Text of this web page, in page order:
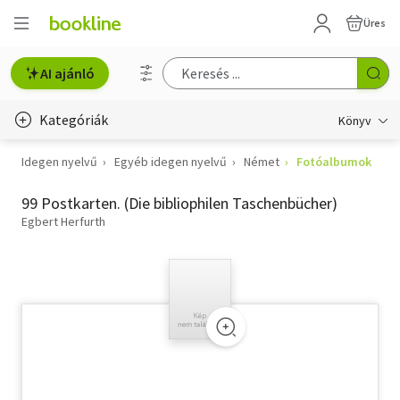
Üres
AI ajánló
Kategóriák Könyv
Életmód, egészség
Erotika
Idegen nyelvű Egyéb idegen nyelvű Német Fotóalbumok
99 Postkarten. (Die bibliophilen Taschenbücher)
Egbert Herfurth